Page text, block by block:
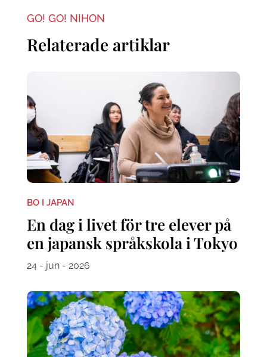
GO! GO! NIHON
Relaterade artiklar
BO I JAPAN
En dag i livet för tre elever på
en japansk språkskola i Tokyo
24 - jun - 2026